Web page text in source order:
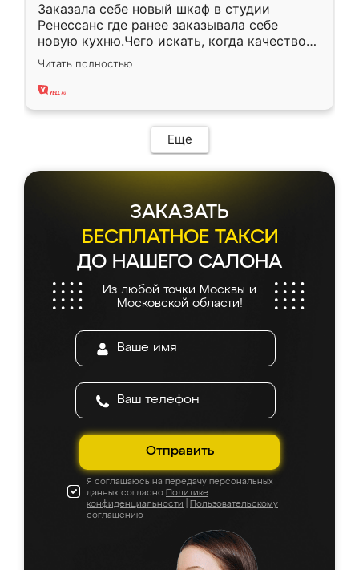
Заказала себе новый шкаф в студии
Ренессанс где ранее заказывала себе
новую кухню.Чего искать, когда качеством
вполне довольна. Служит кухня уже почти
два года, нареканий нет.
Читать полностью
Еще
ЗАКАЗАТЬ
БЕСПЛАТНОЕ ТАКСИ
ДО НАШЕГО САЛОНА
Из любой точки Москвы и
Московской области!
Отправить
Я соглашаюсь на передачу персональных
данных согласно Политике
конфиденциальности
Пользовательскому
соглашению